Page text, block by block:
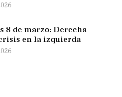
8 de marzo: Derecha
en la izquierda